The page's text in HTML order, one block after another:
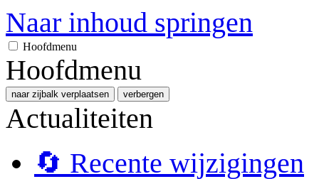
Naar inhoud springen
Hoofdmenu
Hoofdmenu
naar zijbalk verplaatsen verbergen
Actualiteiten
🔄 Recente wijzigingen